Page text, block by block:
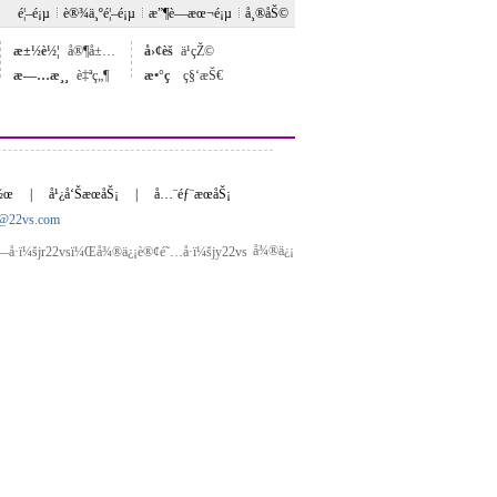
é¦–é¡µ è®¾ä¸ºé¦–é¡µ æ”¶è—æœ¬é¡µ å¸®åŠ©
æ±½è½¦ å®¶å±…
æ—…æ¸¸
è‡ªç„¶
å›¢èš ä¹çŽ©
æ•°ç 
ç§‘æŠ€
å¹¿å‘ŠæœåŠ¡
å…¨éƒ¨æœåŠ¡
å¾®ä¿¡